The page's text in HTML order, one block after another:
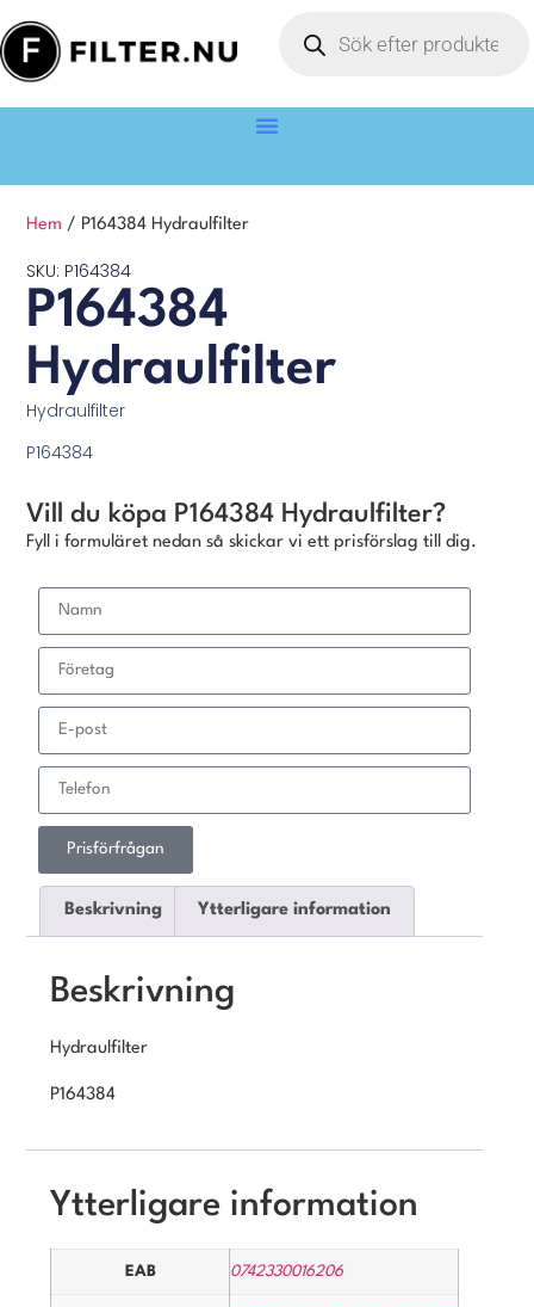
Hem / P164384 Hydraulfilter
SKU: P164384
P164384
Hydraulfilter
Hydraulfilter
P164384
Vill du köpa P164384 Hydraulfilter?
Fyll i formuläret nedan så skickar vi ett prisförslag till dig.
Prisförfrågan
Beskrivning Ytterligare information
Beskrivning
Hydraulfilter
P164384
Ytterligare information
EAB 0742330016206